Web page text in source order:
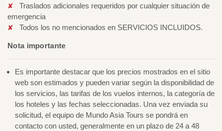
Traslados adicionales requeridos por cualquier situación de
emergencia
Todos los no mencionados en SERVICIOS INCLUIDOS.
Nota importante
Es importante destacar que los precios mostrados en el sitio
web son estimados y pueden variar según la disponibilidad de
los servicios, las tarifas de los vuelos internos, la categoría de
los hoteles y las fechas seleccionadas. Una vez enviada su
solicitud, el equipo de Mundo Asia Tours se pondrá en
contacto con usted, generalmente en un plazo de 24 a 48